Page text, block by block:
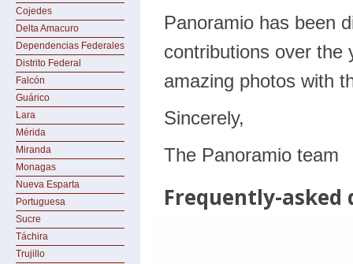
Cojedes
Delta Amacuro
Dependencias Federales
Distrito Federal
Falcón
Guárico
Lara
Mérida
Miranda
Monagas
Nueva Esparta
Portuguesa
Sucre
Táchira
Trujillo